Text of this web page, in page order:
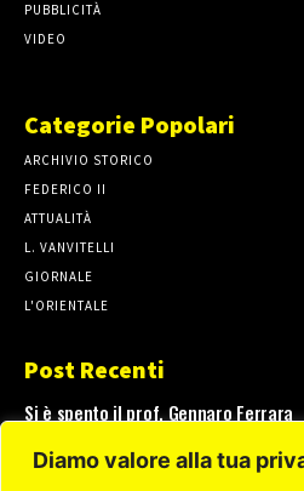
Diamo valore alla tua
PUBBLICITÀ
VIDEO
Categorie Popolari
ARCHIVIO STORICO
FEDERICO II
ATTUALITÀ
L. VANVITELLI
GIORNALE
L'ORIENTALE
Post Recenti
Si è spento il prof. Gennaro Ferrara